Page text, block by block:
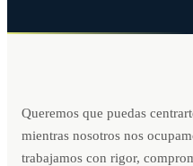
Queremos que puedas
mientras nosotros nos
trabajamos con rigor,